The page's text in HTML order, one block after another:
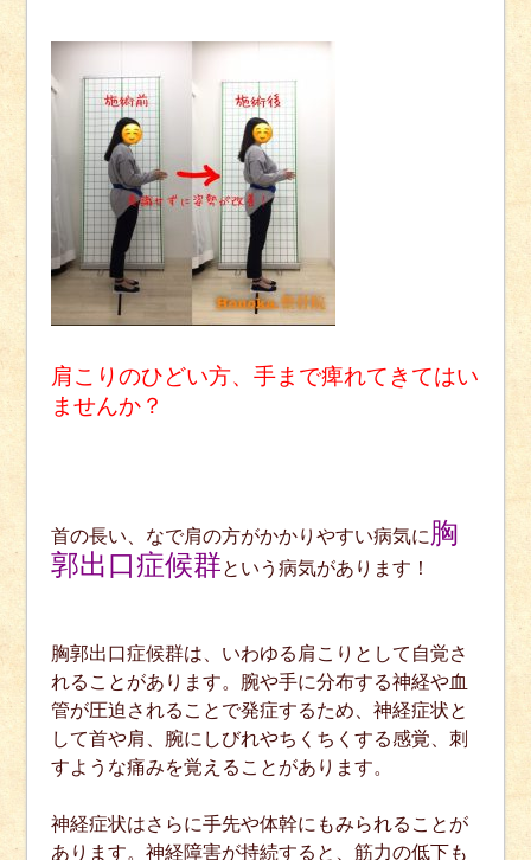
肩こりのひどい方、手まで痺れてきてはい
ませんか？
首の長い、なで肩の方がかかりやすい病気に胸
郭出口症候群という病気があります！
胸郭出口症候群は、いわゆる肩こりとして自覚さ
れることがあります。腕や手に分布する神経や血
管が圧迫されることで発症するため、神経症状と
して首や肩、腕にしびれやちくちくする感覚、刺
すような痛みを覚えることがあります。
神経症状はさらに手先や体幹にもみられることが
あります。神経障害が持続すると、筋力の低下も